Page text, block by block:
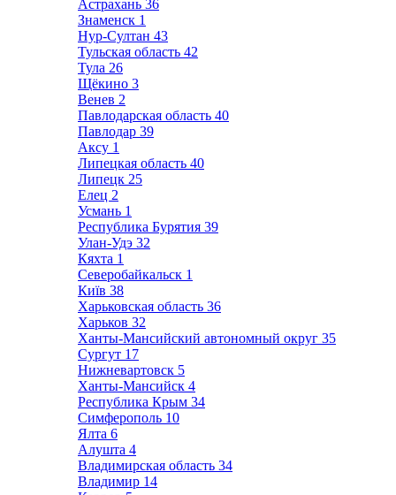
Астрахань 36
Знаменск 1
Нур-Султан 43
Тульская область 42
Тула 26
Щёкино 3
Венев 2
Павлодарская область 40
Павлодар 39
Аксу 1
Липецкая область 40
Липецк 25
Елец 2
Усмань 1
Республика Бурятия 39
Улан-Удэ 32
Кяхта 1
Северобайкальск 1
Київ 38
Харьковская область 36
Харьков 32
Ханты-Мансийский автономный округ 35
Сургут 17
Нижневартовск 5
Ханты-Мансийск 4
Республика Крым 34
Симферополь 10
Ялта 6
Алушта 4
Владимирская область 34
Владимир 14